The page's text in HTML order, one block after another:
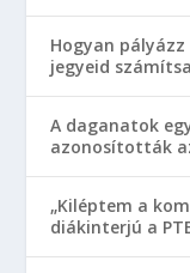
Hogyan
jegyeid
A daganatok
azonosították
„Kiléptem a
diákinterjú a